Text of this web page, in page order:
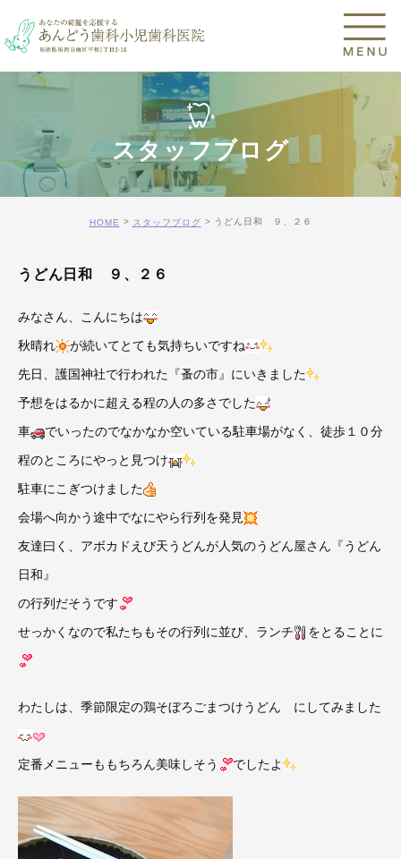
スタッフブログ
HOME スタッフブログ うどん日和 ９、２６
うどん日和 ９、２６
みなさん、こんにちは
秋晴れ
が続いてとても気持ちいですね
先日、護国神社で行われた『蚤の市』にいきました
予想をはるかに超える程の人の多さでした
車
でいったのでなかなか空いている駐車場がなく、徒歩１０分
程のところにやっと見つけ
駐車にこぎつけました
会場へ向かう途中でなにやら行列を発見
友達曰く、アボカドえび天うどんが人気のうどん屋さん『うどん
日和』
の行列だそうです
せっかくなので私たちもその行列に並び、ランチ
をとることに
わたしは、季節限定の鶏そぼろごまつけうどん にしてみました
定番メニューももちろん美味しそう でしたよ